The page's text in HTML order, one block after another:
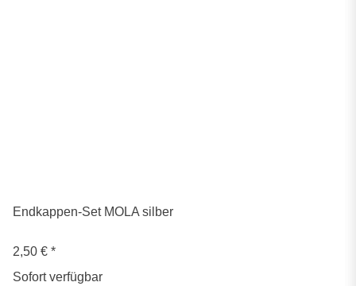
Endkappen-Set MOLA silber
2,50 € *
Sofort verfügbar